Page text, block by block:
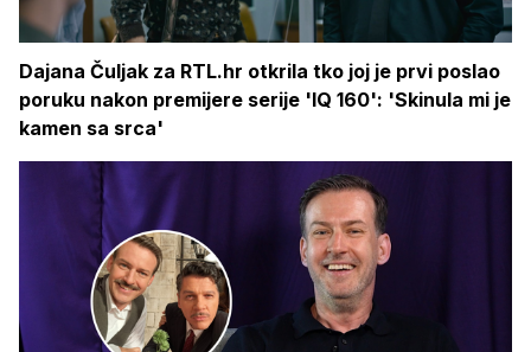
Dajana Čuljak za RTL.hr otkrila tko joj je prvi poslao
poruku nakon premijere serije 'IQ 160': 'Skinula mi je
kamen sa srca'